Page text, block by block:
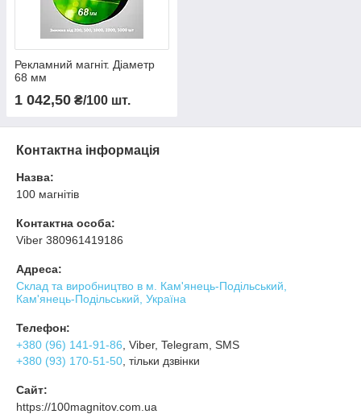
Рекламний магніт. Діаметр
68 мм
1 042,50 ₴/100 шт.
Контактна інформація
Назва:
100 магнітів
Контактна особа:
Viber 380961419186
Адреса:
Склад та виробництво в м. Кам'янець-Подільський,
Кам'янець-Подільський, Україна
Телефон:
+380 (96) 141-91-86 , Viber, Telegram, SMS
+380 (93) 170-51-50 , тільки дзвінки
Сайт:
https://100magnitov.com.ua